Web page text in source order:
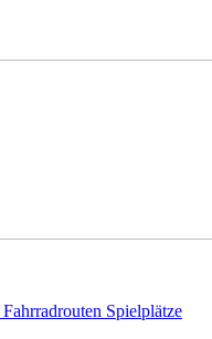
Fahrradrouten Spielplätze